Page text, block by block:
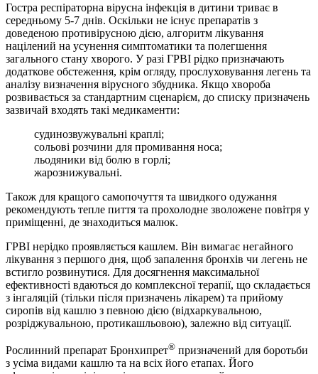
Гостра респіраторна вірусна інфекція в дитини триває в
середньому 5-7 днів. Оскільки не існує препаратів з
доведеною противірусною дією, алгоритм лікування
націлений на усунення симптоматики та полегшення
загального стану хворого. У разі ГРВІ рідко призначають
додаткове обстеження, крім огляду, прослуховування легень та
аналізу визначення вірусного збудника. Якщо хвороба
розвивається за стандартним сценарієм, до списку призначень
зазвичай входять такі медикаменти:
судинозвужувальні краплі;
сольові розчини для промивання носа;
льодяники від болю в горлі;
жарознижувальні.
Також для кращого самопочуття та швидкого одужання
рекомендують тепле пиття та прохолодне зволожене повітря у
приміщенні, де знаходиться малюк.
ГРВІ нерідко проявляється кашлем. Він вимагає негайного
лікування з першого дня, щоб запалення бронхів чи легень не
встигло розвинутися. Для досягнення максимальної
ефективності вдаються до комплексної терапії, що складається
з інгаляцій (тільки після призначень лікарем) та прийому
сиропів від кашлю з певною дією (відхаркувальною,
розріджувальною, протикашльовою), залежно від ситуації.
Рослинний препарат Бронхипрет® призначений для боротьби
з усіма видами кашлю та на всіх його етапах. Його